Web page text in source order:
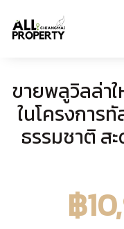
ขายพลูวิลล่า
ในโครงการ
ธรรมชาติ ส
฿